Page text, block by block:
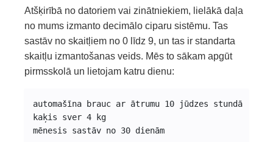
Atšķirībā no datoriem vai zinātniekiem, lielākā daļa
no mums izmanto decimālo ciparu sistēmu. Tas
sastāv no skaitļiem no 0 līdz 9, un tas ir standarta
skaitļu izmantošanas veids. Mēs to sākam apgūt
pirmsskolā un lietojam katru dienu:
automašīna brauc ar ātrumu 10 jūdzes stundā
kaķis sver 4 kg
mēnesis sastāv no 30 dienām